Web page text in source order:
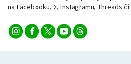
na Facebooku, X, Instagramu, Threads